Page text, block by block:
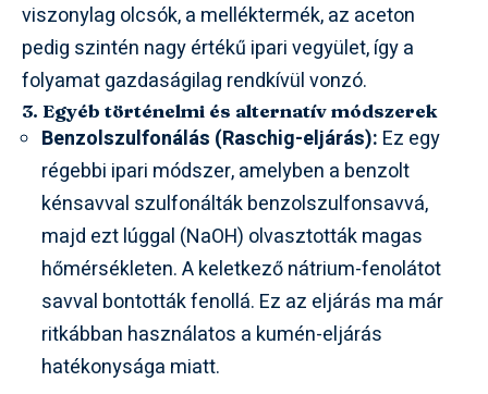
viszonylag olcsók, a melléktermék, az aceton
pedig szintén nagy értékű ipari vegyület, így a
folyamat gazdaságilag rendkívül vonzó.
3. Egyéb történelmi és alternatív módszerek
Benzolszulfonálás (Raschig-eljárás): Ez egy
régebbi ipari módszer, amelyben a benzolt
kénsavval szulfonálták benzolszulfonsavvá,
majd ezt lúggal (NaOH) olvasztották magas
hőmérsékleten. A keletkező nátrium-fenolátot
savval bontották fenollá. Ez az eljárás ma már
ritkábban használatos a kumén-eljárás
hatékonysága miatt.